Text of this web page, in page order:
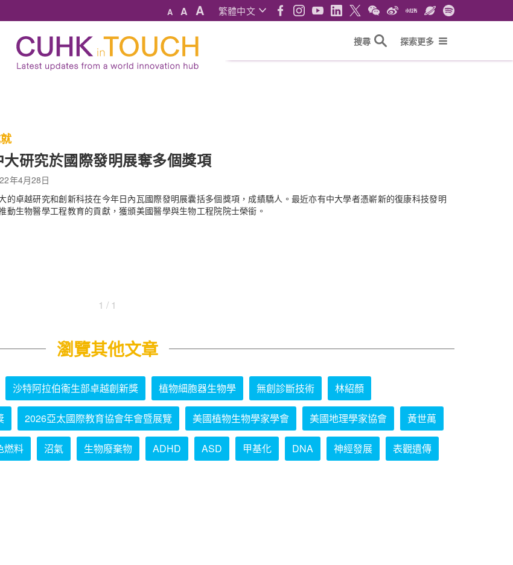
A A A 繁體中文
搜尋 探索更多
大研究於國際發明展奪多個獎項
年4月28日
的卓越研究和創新科技在今年日內瓦國際發明展囊括多個獎項，成績驕人。最近亦有中大學者憑嶄新的復康科技發明
動生物醫學工程教育的貢獻，獲頒美國醫學與生物工程院院士榮銜。
1 / 1
瀏覽其他文章
沙特阿拉伯衞生部卓越創新獎 植物細胞器生物學 無創診斷技術 林紹顏
2026亞太國際教育協會年會暨展覽 美國植物生物學家學會 美國地理學家協會 黃世萬
燃料 沼氣 生物廢棄物 ADHD ASD 甲基化 DNA 神經發展 表觀遺傳